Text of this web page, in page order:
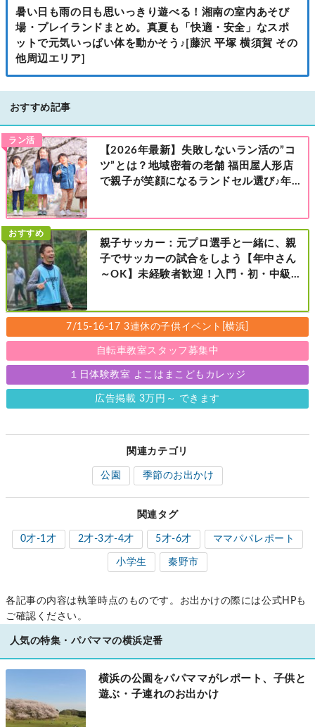
暑い日も雨の日も思いっきり遊べる！湘南の室内あそび
場・プレイランドまとめ。真夏も「快適・安全」なスポ
ットで元気いっぱい体を動かそう♪[藤沢 平塚 横須賀 その
他周辺エリア]
おすすめ記事
ラン活
【2026年最新】失敗しないラン活の”コ
ツ”とは？地域密着の老舗 福田屋人形店
で親子が笑顔になるランドセル選び♪年
おすすめ
親子サッカー：元プロ選手と一緒に、親
子でサッカーの試合をしよう【年中さん
～OK】未経験者歓迎！入門・初・中級の
7/15-16-17 3連休の子供イベント[横浜]
自転車教室スタッフ募集中
１日体験教室 よこはまこどもカレッジ
広告掲載 3万円～ できます
関連カテゴリ
公園 季節のお出かけ
関連タグ
0才-1才 2才-3才-4才 5才-6才 ママパパレポート
小学生 秦野市
各記事の内容は執筆時点のものです。お出かけの際には公式HPも
ご確認ください。
人気の特集・パパママの横浜定番
横浜の公園をパパママがレポート、子供と
遊ぶ・子連れのお出かけ